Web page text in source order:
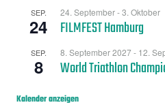
SEP.
24
24. September-3. Oktober
FILMFEST Hamburg
SEP.
8
8. September 2027- 12.
World Triathlon
Kalender anzeigen